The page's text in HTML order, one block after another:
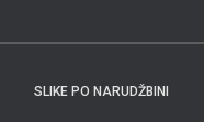
SLIKE PO NARUDŽBINI